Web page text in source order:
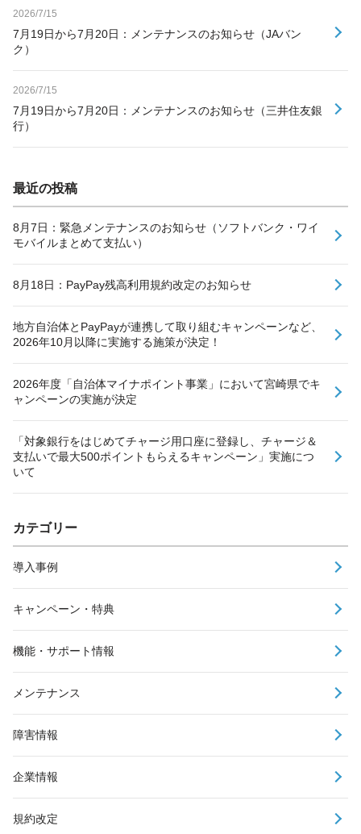
2026/7/15
7月19日から7月20日：メンテナンスのお知らせ（JAバン
ク）
2026/7/15
7月19日から7月20日：メンテナンスのお知らせ（三井住友銀
行）
最近の投稿
8月7日：緊急メンテナンスのお知らせ（ソフトバンク・ワイ
モバイルまとめて支払い）
8月18日：PayPay残高利用規約改定のお知らせ
地方自治体とPayPayが連携して取り組むキャンペーンなど、
2026年10月以降に実施する施策が決定！
2026年度「自治体マイナポイント事業」において宮崎県でキ
ャンペーンの実施が決定
「対象銀行をはじめてチャージ用口座に登録し、チャージ＆
支払いで最大500ポイントもらえるキャンペーン」実施につ
いて
カテゴリー
導入事例
キャンペーン・特典
機能・サポート情報
メンテナンス
障害情報
企業情報
規約改定